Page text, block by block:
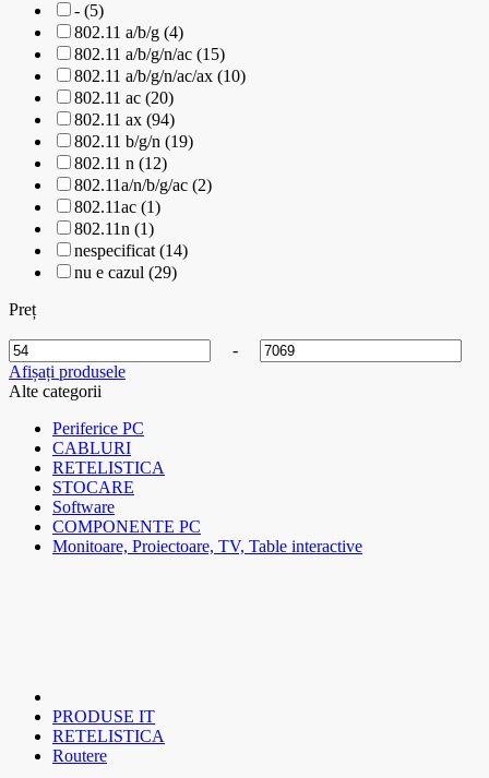
- (5)
802.11 a/b/g (4)
802.11 a/b/g/n/ac (15)
802.11 a/b/g/n/ac/ax (10)
802.11 ac (20)
802.11 ax (94)
802.11 b/g/n (19)
802.11 n (12)
802.11a/n/b/g/ac (2)
802.11ac (1)
802.11n (1)
nespecificat (14)
nu e cazul (29)
Preț
-
Afișați produsele
Alte categorii
Periferice PC
CABLURI
RETELISTICA
STOCARE
Software
COMPONENTE PC
Monitoare, Proiectoare, TV, Table interactive
PRODUSE IT
RETELISTICA
Routere